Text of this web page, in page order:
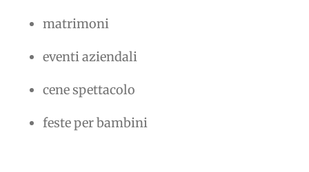
matrimoni
eventi aziendali
cene spettacolo
feste per bambini